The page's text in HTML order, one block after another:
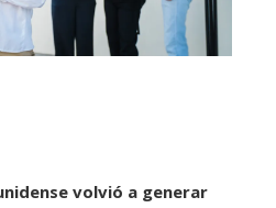
volvió a generar